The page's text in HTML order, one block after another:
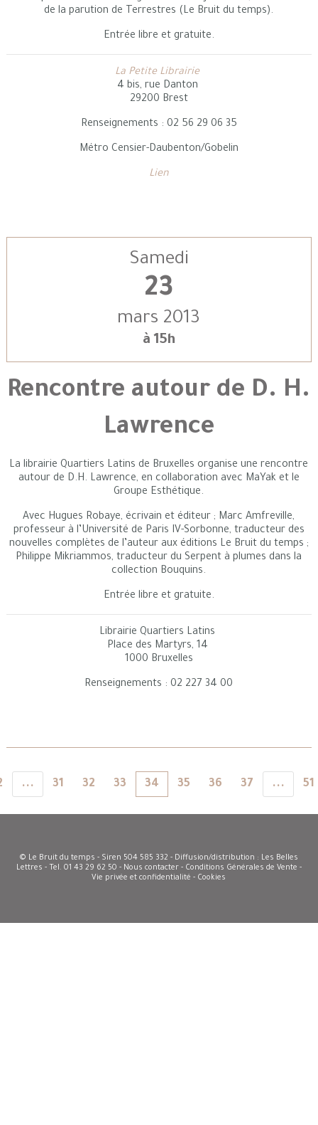
de la parution de Terrestres (Le Bruit du temps).
Entrée libre et gratuite.
La Petite Librairie
4 bis, rue Danton
29200 Brest
Renseignements : 02 56 29 06 35
Métro Censier-Daubenton/Gobelin
Lien
Samedi
23
mars 2013
à 15h
Rencontre autour de D. H.
Lawrence
La librairie Quartiers Latins de Bruxelles organise une rencontre
autour de D.H. Lawrence, en collaboration avec MaYak et le
Groupe Esthétique.
Avec Hugues Robaye, écrivain et éditeur ; Marc Amfreville,
professeur à l’Université de Paris IV-Sorbonne, traducteur des
nouvelles complètes de l’auteur aux éditions Le Bruit du temps ;
Philippe Mikriammos, traducteur du Serpent à plumes dans la
collection Bouquins.
Entrée libre et gratuite.
Librairie Quartiers Latins
Place des Martyrs, 14
1000 Bruxelles
Renseignements : 02 227 34 00
... 31 32 33 34 35 36 37 ... 51
© Le Bruit du temps - Siren 504 585 332 - Diffusion/distribution : Les Belles
Lettres - Tel. 01 43 29 62 50 - Nous contacter- Conditions Générales de Vente -
Vie privée et confidentialité - Cookies